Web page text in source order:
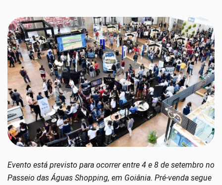
Evento está previsto para ocorrer entre 4 e 8 de setembro no
Passeio das Águas Shopping, em Goiânia. Pré-venda segue